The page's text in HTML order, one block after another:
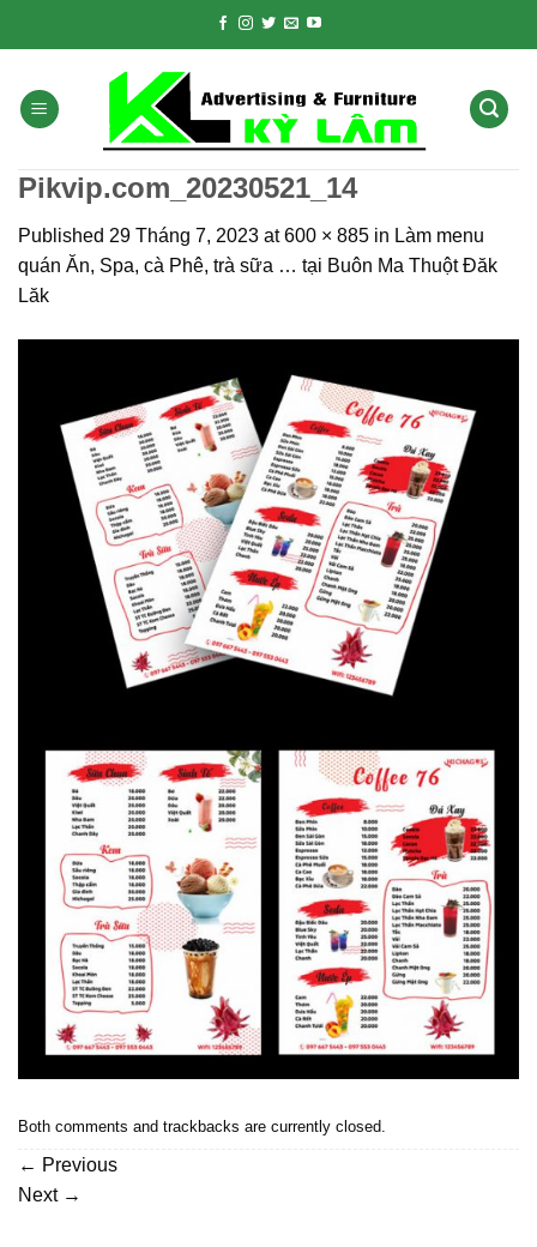
Pikvip.com_20230521_14
Published 29 Tháng 7, 2023 at600 × 885 in Làm menu
quán Ăn, Spa, cà Phê, trà sữa … tại Buôn Ma Thuột Đăk
Lăk
Both comments and trackbacks are currently closed.
← Previous
Next →